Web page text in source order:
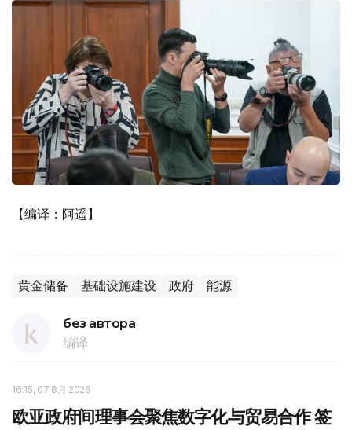
【编译：阿遥】
黄金储备 基础设施建设 政府 能源
без автора
编译
16:15, 07 8月 2026
欧亚政府间理事会聚焦数字化与贸易合作 签